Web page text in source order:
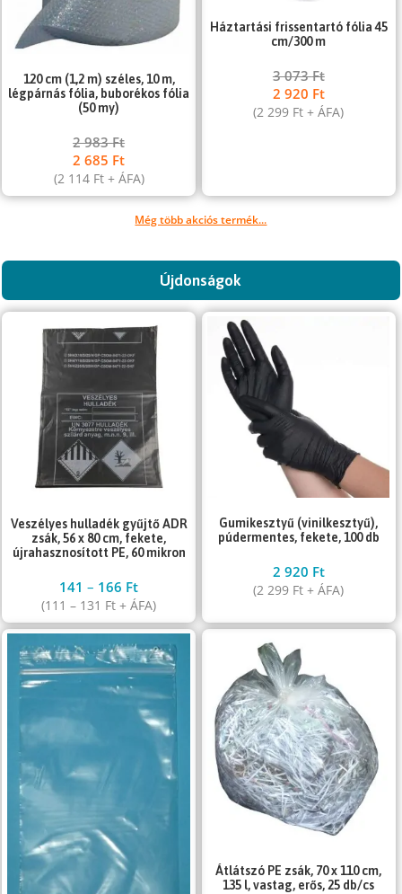
120 cm (1,2 m) széles, 10 m,
légpárnás fólia, buborékos fólia
(50 my)
2 983Ft
2 685 Ft
(2 114 Ft+ ÁFA)
Háztartási frissentartó fólia 45
cm/300 m
3 073Ft
2 920 Ft
(2 299 Ft + ÁFA)
Még több akciós termék...
Újdonságok
Veszélyes hulladék gyűjtő ADR
zsák, 56 x 80 cm, fekete,
újrahasznosított PE, 60 mikron
141– 166 Ft
(111– 131 Ft + ÁFA)
Gumikesztyű (vinilkesztyű),
púdermentes, fekete, 100 db
2 920 Ft
(2 299 Ft + ÁFA)
Átlátszó PE zsák, 70 x 110 cm,
135 l, vastag, erős, 25 db/cs